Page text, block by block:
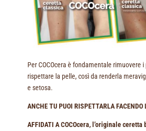
Per COCOcera è fondamentale rimuovere
rispettare la pelle, così da renderla
e setosa.
ANCHE TU PUOI RISPETTARLA FACENDO
AFFIDATI A COCOcera, l’originale